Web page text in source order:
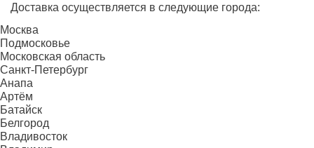
Доставка осуществляется в следующие города:
Москва
Подмосковье
Московская область
Санкт-Петербург
Анапа
Артём
Батайск
Белгород
Владивосток